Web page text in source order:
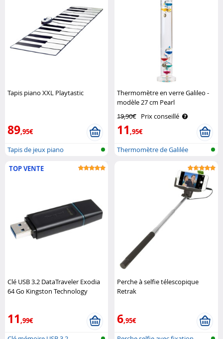
Tapis piano XXL Playtastic
89,95€
Tapis de jeux piano
Thermomètre en verre Galileo -
modèle 27 cm Pearl
19,90€ Prix conseillé
11,95€
Thermomètre de Galilée
TOP VENTE
Clé USB 3.2 DataTraveler Exodia
64 Go Kingston Technology
11,99€
Perche à selfie télescopique
Retrak
6,95€